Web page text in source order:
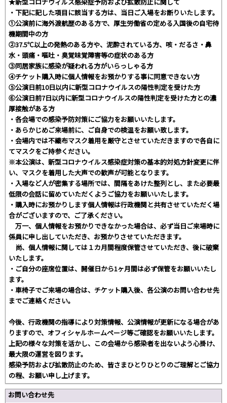
・下記に記した項目に該当する方は、当日ご入場をお断りいたします。
①公演前に海外渡航歴のある方で、厚生労働省の定める入国後の自宅待
機期間中の方
②37.5℃以上の発熱のある方や、泥酔されている方、咳・だるさ・鼻
水・頭痛・嘔吐・臭覚味覚障害等の症状のある方
③同居家族に感染が疑われる方がいらっしゃる方
④チケット購入時に個人情報をお預かりする事に同意できない方
⑤公演日前10日以内に新型コロナウイルスの陽性判定を受けた方
⑥公演日前7日以内に新型コロナウイルスの陽性判定を受けた方との濃
厚接触がある方
・各会場での感染予防対策にご協力をお願いいたします。
・あらかじめご来場前に、ご自身での検温をお願い致します。
・会場内では不織布マスク着用を厳守とさせていただきますので各自に
てマスクをご持参ください。
※本公演は、新型コロナウイルス感染症対策の基本的対処方針変更に伴
い、マスクを着用した大声での歓声が可能となります。
・入場など人が密集する場所では、間隔をあけた整列とし、また必要最
低限の会話に留めていただくようご協力をお願いいたします。
・購入時にお預かりします個人情報は行政機関と共有させていただく場
合がございますので、ご了承ください。
万一、個人情報をお預かりできなかった場合は、必ず当日ご来場時に
係員に申し出していただき、お預かりさせていただきます。
尚、個人情報に関しては１カ月間程度保管させていただき、後に破棄
いたします。
・ご自分の座席位置は、開催日から1ヶ月間は必ず保管をお願いいたし
ます。
・車椅子でご来場の場合は、チケット購入後、各公演のお問い合わせ先
までご連絡ください。
今後、行政機関の指導により対策情報、公演情報が更新になる場合があ
りますので、オフィシャルホームページ等ご確認をお願いいたします。
上記の様々な対策を活かし、この会場から感染者を出ないよう心掛け、
最大限の運営を図ります。
感染予防および拡散防止のため、皆さまひとりひとりのご理解とご協力
の程、お願い申し上げます。
お問い合わせ先